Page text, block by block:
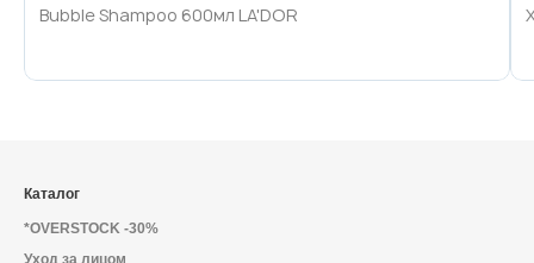
Аксессуары
Bubble Shampoo 600мл LA'DOR
Каталог
*OVERSTOCK -30%
Уход за лицом